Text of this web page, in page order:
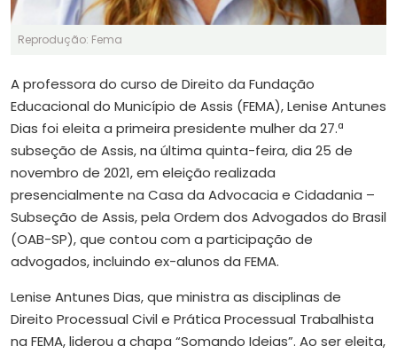
Reprodução: Fema
A professora do curso de Direito da Fundação
Educacional do Município de Assis (FEMA), Lenise Antunes
Dias foi eleita a primeira presidente mulher da 27.ª
subseção de Assis, na última quinta-feira, dia 25 de
novembro de 2021, em eleição realizada
presencialmente na Casa da Advocacia e Cidadania –
Subseção de Assis, pela Ordem dos Advogados do Brasil
(OAB-SP), que contou com a participação de
advogados, incluindo ex-alunos da FEMA.
Lenise Antunes Dias, que ministra as disciplinas de
Direito Processual Civil e Prática Processual Trabalhista
na FEMA, liderou a chapa “Somando Ideias”. Ao ser eleita,